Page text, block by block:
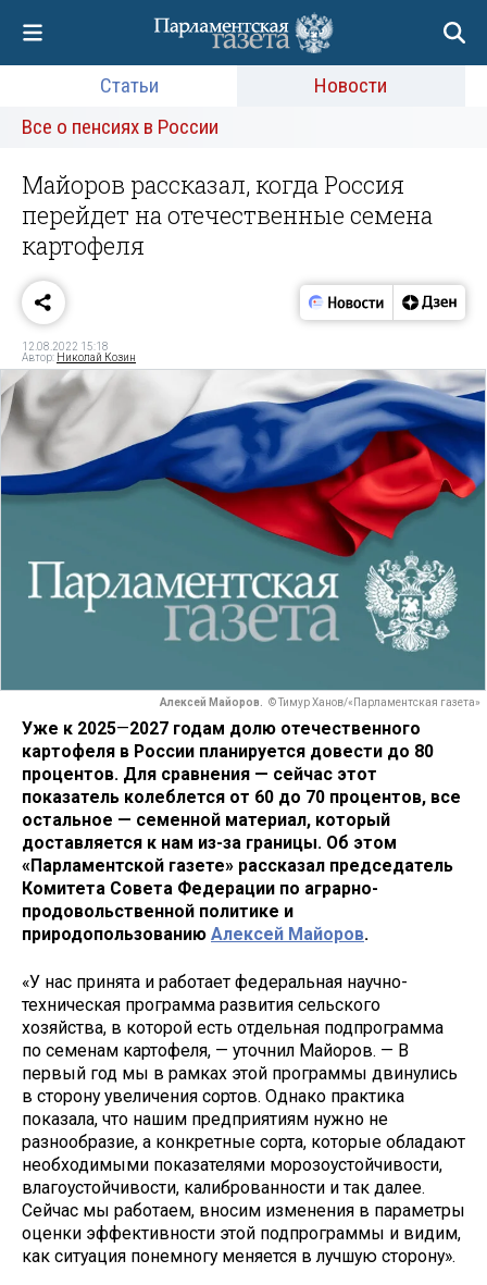
Статьи
Новости
Все о пенсиях в России
Майоров рассказал, когда Россия
перейдет на отечественные семена
картофеля
12.08.2022 15:18
Автор: Николай Козин
Алексей Майоров. © Тимур Ханов/«Парламентская газета»
Уже к 2025—2027 годам долю отечественного
картофеля в России планируется довести до 80
процентов. Для сравнения — сейчас этот
показатель колеблется от 60 до 70 процентов, все
остальное — семенной материал, который
доставляется к нам из-за границы. Об этом
«Парламентской газете» рассказал председатель
Комитета Совета Федерации по аграрно-
продовольственной политике и
природопользованию Алексей Майоров.
«У нас принята и работает федеральная научно-
техническая программа развития сельского
хозяйства, в которой есть отдельная подпрограмма
по семенам картофеля, — уточнил Майоров. — В
первый год мы в рамках этой программы двинулись
в сторону увеличения сортов. Однако практика
показала, что нашим предприятиям нужно не
разнообразие, а конкретные сорта, которые обладают
необходимыми показателями морозоустойчивости,
влагоустойчивости, калиброванности и так далее.
Сейчас мы работаем, вносим изменения в параметры
оценки эффективности этой подпрограммы и видим,
как ситуация понемногу меняется в лучшую сторону».